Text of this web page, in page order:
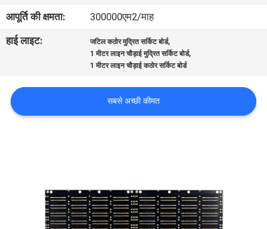
करें
एक
उद्धरण
साइटमैप
आपूर्ति की क्षमता:
300000एम2/माह
हाई लाइट:
जटिल कठोर मुद्रित सर्किट बोर्ड,
1 मीटर लाइन चौड़ाई मुद्रित सर्किट बोर्ड,
1 मीटर लाइन चौड़ाई कठोर सर्किट बोर्ड
सबसे अच्छी कीमत